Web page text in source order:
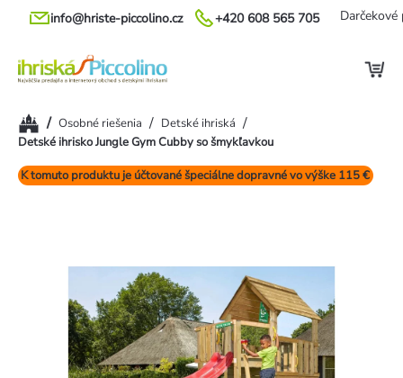
Prejsť
+420 608 565 705
info@hriste-piccolino.cz Darčekové
Domov
/ Osobné riešenia / Detské ihriská /
Detské ihrisko Jungle Gym Cubby so šmykľavkou
K tomuto produktu je účtované špeciálne dopravné vo výške 115 €